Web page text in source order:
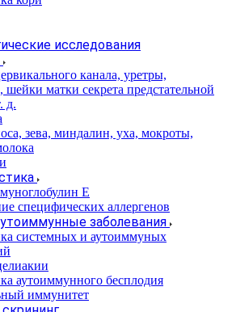
исследования
канала, уретры,
шейки матки секрета предстательной
д.
зева, миндалин, уха, мокроты,
Е
специфических аллергенов
заболевания
системных и аутоиммуных
аутоиммунного бесплодия
иммунитет